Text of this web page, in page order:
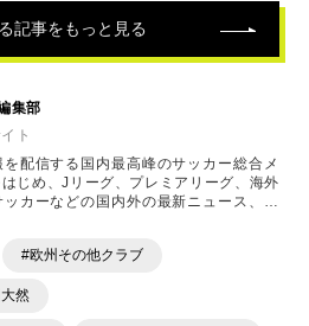
記事をもっと見る
集部
ト
配信する国内最高峰のサッカー総合メ
じめ、Jリーグ、プレミアリーグ、海外
ッカーなどの国内外の最新ニュース、コ
」「YouTube」「TikTok」など、
#欧州その他クラブ
然